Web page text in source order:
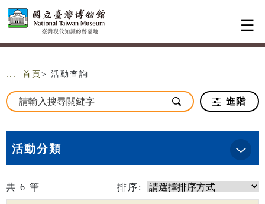
跳到主要內容
網站導覽
::: 首頁 > 活動查詢
進階
活動分類
共 6 筆 排序: